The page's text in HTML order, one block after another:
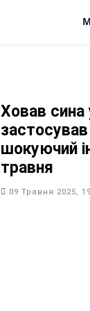
Ховав сина
застосував
шокуючий
травня
09 Травня 2025,